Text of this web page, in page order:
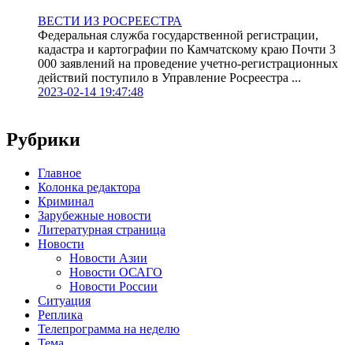
ВЕСТИ ИЗ РОСРЕЕСТРА
Федеральная служба государственной регистрации,
кадастра и картографии по Камчатскому краю Почти 3
000 заявлений на проведение учетно-регистрационных
действий поступило в Управление Росреестра ...
2023-02-14 19:47:48
Рубрики
Главное
Колонка редактора
Криминал
Зарубежные новости
Литературная страница
Новости
Новости Азии
Новости ОСАГО
Новости России
Ситуация
Реплика
Телепрограмма на неделю